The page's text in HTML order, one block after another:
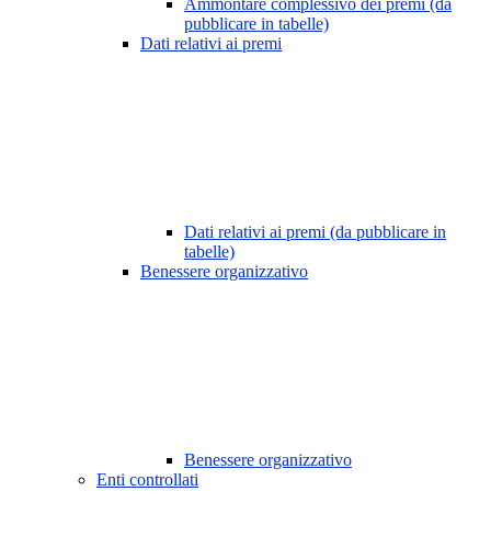
Ammontare complessivo dei premi (da
pubblicare in tabelle)
Dati relativi ai premi
Dati relativi ai premi (da pubblicare in
tabelle)
Benessere organizzativo
Benessere organizzativo
Enti controllati